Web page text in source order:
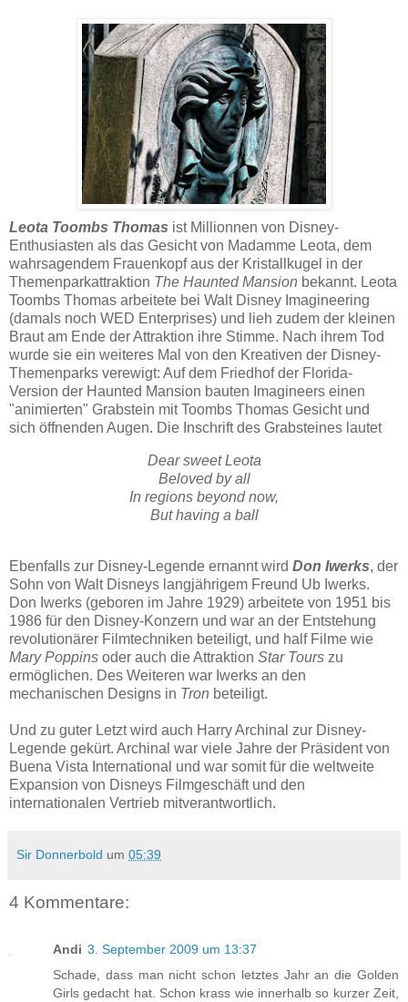
Leota Toombs Thomas ist Millionnen von Disney-
Enthusiasten als das Gesicht von Madamme Leota, dem
wahrsagendem Frauenkopf aus der Kristallkugel in der
Themenparkattraktion The Haunted Mansion bekannt. Leota
Toombs Thomas arbeitete bei Walt Disney Imagineering
(damals noch WED Enterprises) und lieh zudem der kleinen
Braut am Ende der Attraktion ihre Stimme. Nach ihrem Tod
wurde sie ein weiteres Mal von den Kreativen der Disney-
Themenparks verewigt: Auf dem Friedhof der Florida-
Version der Haunted Mansion bauten Imagineers einen
"animierten" Grabstein mit Toombs Thomas Gesicht und
sich öffnenden Augen. Die Inschrift des Grabsteines lautet
Dear sweet Leota
Beloved by all
In regions beyond now,
But having a ball
Ebenfalls zur Disney-Legende ernannt wird Don Iwerks, der
Sohn von Walt Disneys langjährigem Freund Ub Iwerks.
Don Iwerks (geboren im Jahre 1929) arbeitete von 1951 bis
1986 für den Disney-Konzern und war an der Entstehung
revolutionärer Filmtechniken beteiligt, und half Filme wie
Mary Poppins oder auch die Attraktion Star Tours zu
ermöglichen. Des Weiteren war Iwerks an den
mechanischen Designs in Tron beteiligt.
Und zu guter Letzt wird auch Harry Archinal zur Disney-
Legende gekürt. Archinal war viele Jahre der Präsident von
Buena Vista International und war somit für die weltweite
Expansion von Disneys Filmgeschäft und den
internationalen Vertrieb mitverantwortlich.
Sir Donnerbold um 05:39
4 Kommentare:
Andi 3. September 2009 um 13:37
Schade, dass man nicht schon letztes Jahr an die Golden
Girls gedacht hat. Schon krass wie innerhalb so kurzer Zeit,